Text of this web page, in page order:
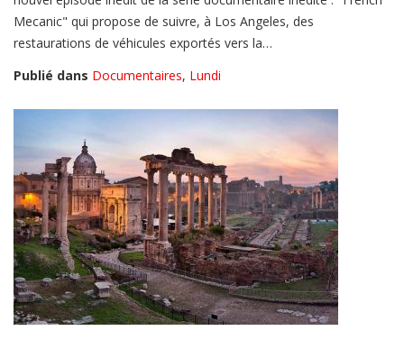
Mecanic" qui propose de suivre, à Los Angeles, des
restaurations de véhicules exportés vers la…
Publié dans Documentaires, Lundi